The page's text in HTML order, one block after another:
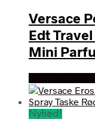
Versace
Edt
Mini
Nyhed!